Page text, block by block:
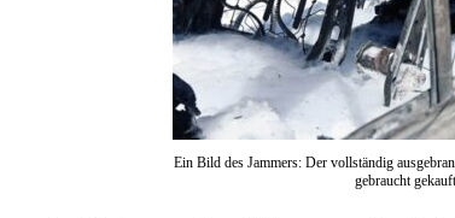
Ein Bild des Jammers: Der vollständig
gebraucht